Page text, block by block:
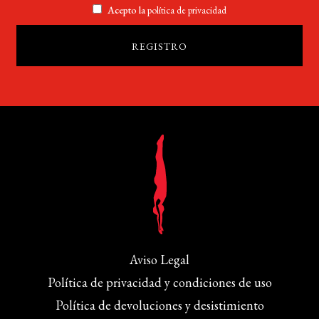
Acepto lapolítica de privacidad
Aviso Legal
Política de privacidad y condiciones de uso
Política de devoluciones y desistimiento